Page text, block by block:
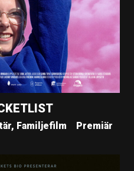
Familjefilm
Premiär